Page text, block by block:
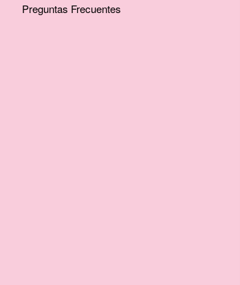
Preguntas Frecuentes